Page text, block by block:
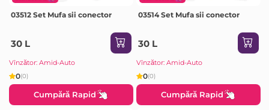
03512 Set Mufa sii conector
30 L
Vînzător: Amid-Auto
0(0)
Cumpără Rapid
03514 Set Mufa sii conector
30 L
Vînzător: Amid-Auto
0(0)
Cumpără Rapid